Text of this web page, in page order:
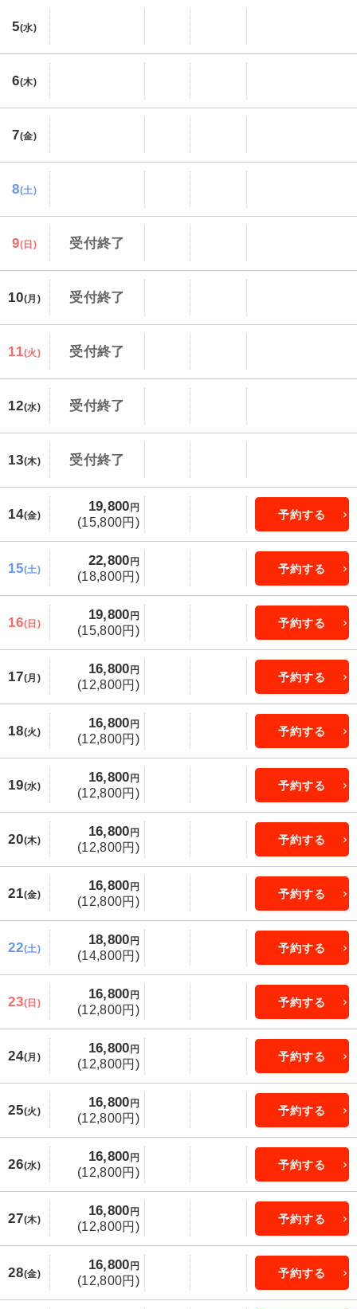
5(水)
6(木)
7(金)
8(土)
9(日) 受付終了
10(月) 受付終了
11(火) 受付終了
12(水) 受付終了
13(木) 受付終了
14(金)
19,800 円
(15,800円)
予約する
15(土)
22,800 円
(18,800円)
予約する
16(日)
19,800 円
(15,800円)
予約する
17(月)
16,800 円
(12,800円)
予約する
18(火)
16,800 円
(12,800円)
予約する
19(水)
16,800 円
(12,800円)
予約する
20(木)
16,800 円
(12,800円)
予約する
21(金)
16,800 円
(12,800円)
予約する
22(土)
18,800 円
(14,800円)
予約する
23(日)
16,800 円
(12,800円)
予約する
24(月)
16,800 円
(12,800円)
予約する
25(火)
16,800 円
(12,800円)
予約する
26(水)
16,800 円
(12,800円)
予約する
27(木)
16,800 円
(12,800円)
予約する
28(金)
16,800 円
(12,800円)
予約する